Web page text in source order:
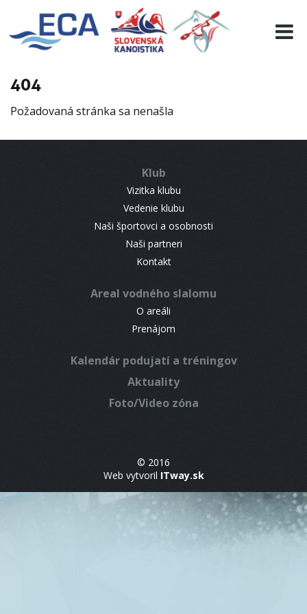
404
Požadovaná stránka sa nenašla
Klub
Vizitka klubu
Vedenie klubu
Naši športovci a osobnosti
Naši partneri
Kontakt
Areal vodného slalomu
O areáli
Prenájom
Kalendár podujatí a tréningov
Aktuality
Foto/Video zóna
© 2016
Web vytvoril ITway.sk
EURO 19
INFO
RESULTS
CONTACT